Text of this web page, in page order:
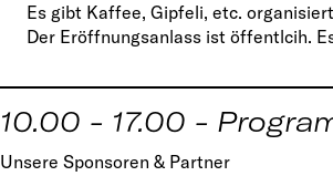
Es gibt Kaffee, Gipfeli, etc.
Der Eröffnungsanlass ist öffentlcih.
10.00 - 17.00 -
Unsere Sponsoren & Partner